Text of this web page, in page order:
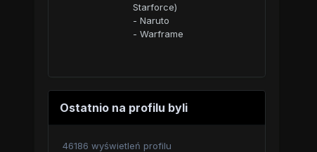
Starforce)
- Naruto
- Warframe
Ostatnio na profilu byli
46186 wyświetleń profilu